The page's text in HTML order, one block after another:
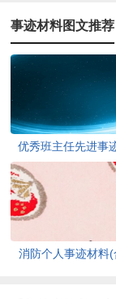
事迹材料图文推荐
优秀班主任先进事
消防个人事迹材料